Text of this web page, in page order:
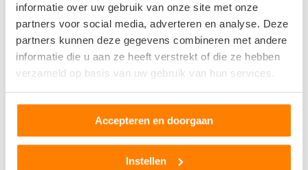
informatie over uw gebruik van onze site met onze
partners voor social media, adverteren en analyse. Deze
partners kunnen deze gegevens combineren met andere
informatie die u aan ze heeft verstrekt of die ze hebben
verzameld op basis van uw gebruik van hun services.
Accepteren en doorgaan
Instellen
in un luogo di vostra scelta. La maggior parte delle aziende di
demolizione auto offrono la possibilità di ritirare la vostra
auto gratuitamente. Nella maggior parte dei casi, la vostra
auto può essere ritirata rapidamente. A volte anche entro 24
ore. Sei curioso del valore della tua auto? Si prega di
Acquista ricambi auto usate
Vuoi comprare parti di ricambio per auto e non pagare troppo